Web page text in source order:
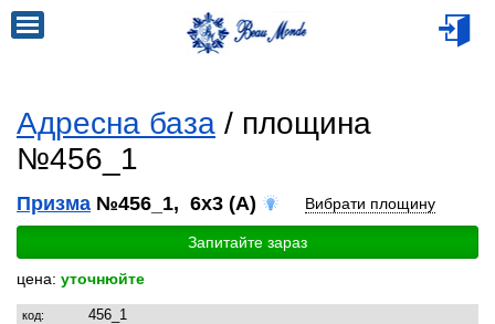
Адресна база / площина
№456_1
Призма №456_1, 6x3 (A) Вибрати площину
Запитайте зараз
цена: уточнюйте
код: 456_1